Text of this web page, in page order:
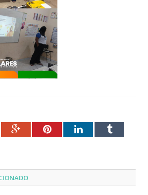
Google+PinterestLinkedInTumblr